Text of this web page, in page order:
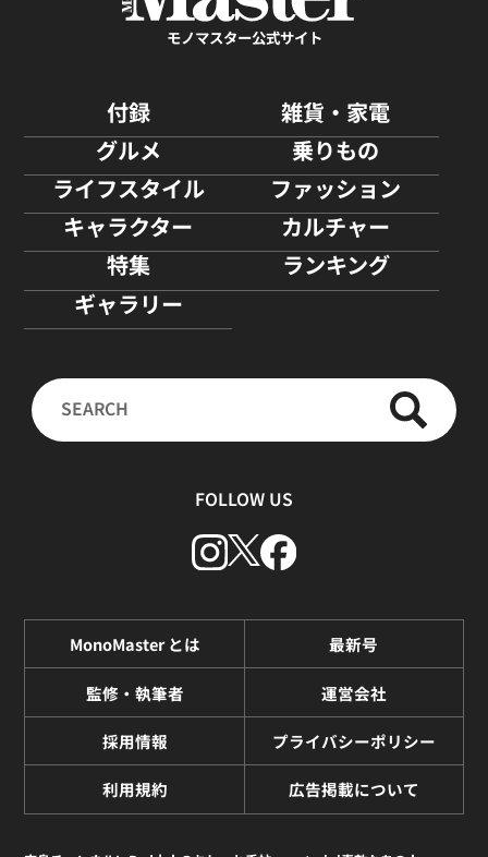
モノマスター公式サイト
付録
雑貨・家電
グルメ
乗りもの
ライフスタイル
ファッション
キャラクター
カルチャー
特集
ランキング
ギャラリー
FOLLOW US
MonoMaster とは 最新号
監修・執筆者 運営会社
採用情報 プライバシーポリシー
利用規約 広告掲載について